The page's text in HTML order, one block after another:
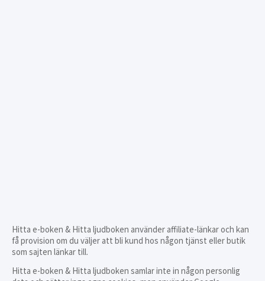
Hitta e-boken & Hitta ljudboken använder affiliate-länkar och kan
få provision om du väljer att bli kund hos någon tjänst eller butik
som sajten länkar till.
Hitta e-boken & Hitta ljudboken samlar inte in någon personlig